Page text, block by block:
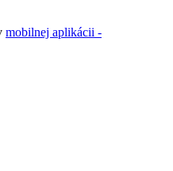
mobilnej aplikácii -